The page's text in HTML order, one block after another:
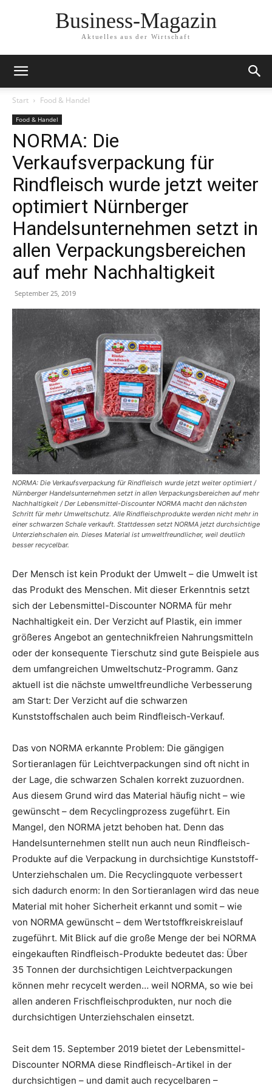
Business-Magazin
Aktuelles aus der Wirtschaft
Start Food & Handel
Food & Handel
NORMA: Die
Verkaufsverpackung für
Rindfleisch wurde jetzt weiter
optimiert Nürnberger
Handelsunternehmen setzt in
allen Verpackungsbereichen
auf mehr Nachhaltigkeit
September 25, 2019
NORMA: Die Verkaufsverpackung für Rindfleisch wurde jetzt weiter optimiert /
Nürnberger Handelsunternehmen setzt in allen Verpackungsbereichen auf mehr
Nachhaltigkeit / Der Lebensmittel-Discounter NORMA macht den nächsten
Schritt für mehr Umweltschutz. Alle Rindfleischprodukte werden nicht mehr in
einer schwarzen Schale verkauft. Stattdessen setzt NORMA jetzt durchsichtige
Unterziehschalen ein. Dieses Material ist umweltfreundlicher, weil deutlich
besser recycelbar.
Der Mensch ist kein Produkt der Umwelt – die Umwelt ist
das Produkt des Menschen. Mit dieser Erkenntnis setzt
sich der Lebensmittel-Discounter NORMA für mehr
Nachhaltigkeit ein. Der Verzicht auf Plastik, ein immer
größeres Angebot an gentechnikfreien Nahrungsmitteln
oder der konsequente Tierschutz sind gute Beispiele aus
dem umfangreichen Umweltschutz-Programm. Ganz
aktuell ist die nächste umweltfreundliche Verbesserung
am Start: Der Verzicht auf die schwarzen
Kunststoffschalen auch beim Rindfleisch-Verkauf.
Das von NORMA erkannte Problem: Die gängigen
Sortieranlagen für Leichtverpackungen sind oft nicht in
der Lage, die schwarzen Schalen korrekt zuzuordnen.
Aus diesem Grund wird das Material häufig nicht – wie
gewünscht – dem Recyclingprozess zugeführt. Ein
Mangel, den NORMA jetzt behoben hat. Denn das
Handelsunternehmen stellt nun auch neun Rindfleisch-
Produkte auf die Verpackung in durchsichtige Kunststoff-
Unterziehschalen um. Die Recyclingquote verbessert
sich dadurch enorm: In den Sortieranlagen wird das neue
Material mit hoher Sicherheit erkannt und somit – wie
von NORMA gewünscht – dem Wertstoffkreiskreislauf
zugeführt. Mit Blick auf die große Menge der bei NORMA
eingekauften Rindfleisch-Produkte bedeutet das: Über
35 Tonnen der durchsichtigen Leichtverpackungen
können mehr recycelt werden… weil NORMA, so wie bei
allen anderen Frischfleischprodukten, nur noch die
durchsichtigen Unterziehschalen einsetzt.
Seit dem 15. September 2019 bietet der Lebensmittel-
Discounter NORMA diese Rindfleisch-Artikel in der
durchsichtigen – und damit auch recycelbaren –